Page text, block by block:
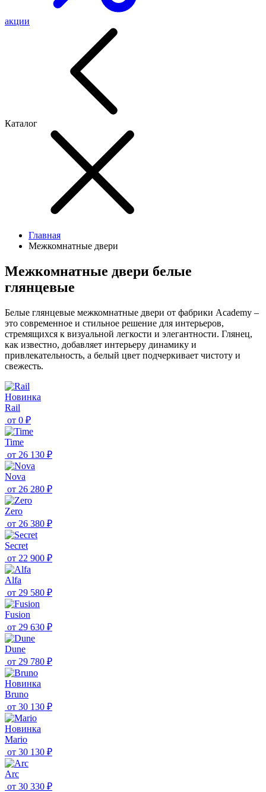
акции
Каталог
Главная
Межкомнатные двери
Межкомнатные двери белые
глянцевые
Белые глянцевые межкомнатные двери от фабрики Academy –
это современное и стильное решение для интерьеров,
стремящихся к визуальной легкости и элегантности. Глянец,
как известно, добавляет интерьеру динамику и
привлекательность, а белый цвет подчеркивает чистоту и
свежесть.
Новинка
Rail
от 0 ₽
Time
от 26 130 ₽
Nova
от 26 280 ₽
Zero
от 26 380 ₽
Secret
от 22 900 ₽
Alfa
от 29 580 ₽
Fusion
от 29 630 ₽
Dune
от 29 780 ₽
Новинка
Bruno
от 30 130 ₽
Новинка
Mario
от 30 130 ₽
Arc
от 30 330 ₽